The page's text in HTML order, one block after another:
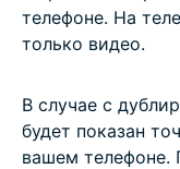
телефоне. На
только видео.
В случае с
будет показан
вашем телефоне.